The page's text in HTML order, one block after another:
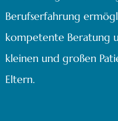
Berufserfahrung
kompetente Beratung
kleinen und großen
Eltern.